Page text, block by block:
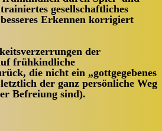
gesellschaftliches
Erkennen korrigiert
der
frühkindliche
die nicht ein „gottgegebenes
der ganz persönliche Weg
Befreiung sind).